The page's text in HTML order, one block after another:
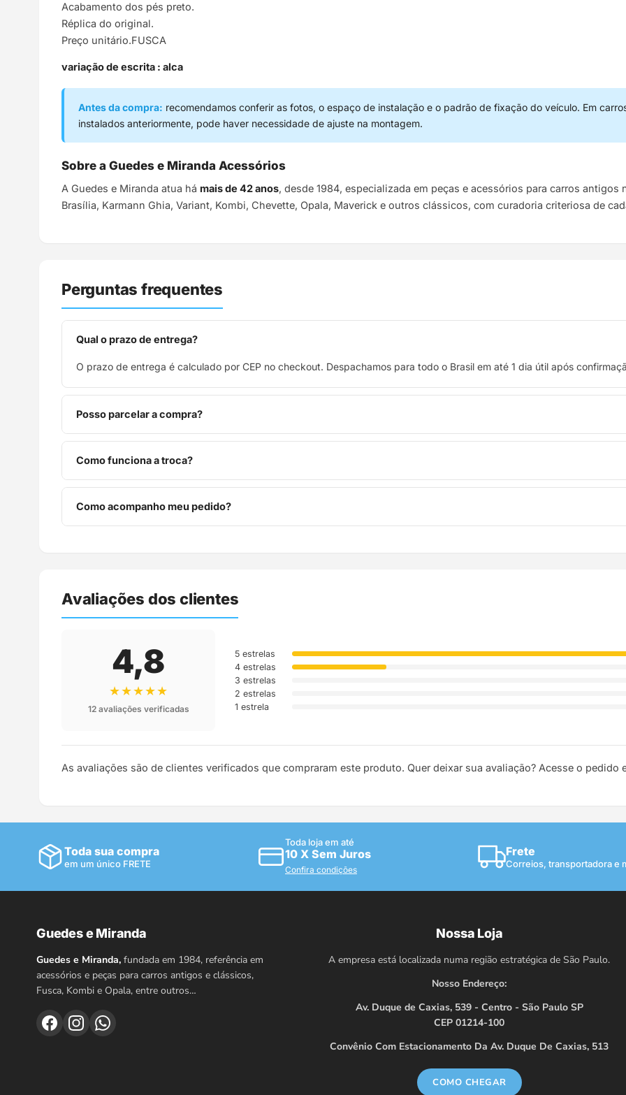
Acabamento dos pés preto.
Réplica do original.
Preço unitário.FUSCA
variação de escrita : alca
Antes da compra: recomendamos conferir as fotos, o espaço de instalação e o padrão de fixação do veículo. Em
instalados anteriormente, pode haver necessidade de ajuste na montagem.
Sobre a Guedes e Miranda Acessórios
A Guedes e Miranda atua há mais de 42 anos, desde 1984, especializada em peças e acessórios para carros
Brasília, Karmann Ghia, Variant, Kombi, Chevette, Opala, Maverick e outros clássicos, com curadoria criteriosa de
Perguntas frequentes
Qual o prazo de entrega?
O prazo de entrega é calculado por CEP no checkout. Despachamos para todo o Brasil em até 1 dia útil após
Posso parcelar a compra?
Sim, parcelamos em até 10x sem juros no cartão de crédito, ou pague à vista no Pix com 8% de desconto.
Como funciona a troca?
Você tem 7 dias após o recebimento para solicitar troca. Basta entrar em contato pelo WhatsApp ou e-mail.
Como acompanho meu pedido?
Avaliações dos clientes
4,8
★★★★★
12 avaliações verificadas
5 estrelas
4 estrelas
3 estrelas
2 estrelas
1 estrela
As avaliações são de clientes verificados que compraram este produto. Quer deixar sua avaliação? Acesse o pedido
Toda sua compra
em um único FRETE
Toda loja em até
10 X Sem Juros
Confira condições
Frete
Correios, transportadora e
Guedes e Miranda
Guedes e Miranda, fundada em 1984, referência em
acessórios e peças para carros antigos e clássicos,
Fusca, Kombi e Opala, entre outros…
Nossa Loja
A empresa está localizada numa região estratégica de São Paulo.
Nosso Endereço:
Av. Duque de Caxias, 539 - Centro - São Paulo SP
CEP 01214-100
Convênio Com Estacionamento Da Av. Duque De Caxias, 513
COMO CHEGAR